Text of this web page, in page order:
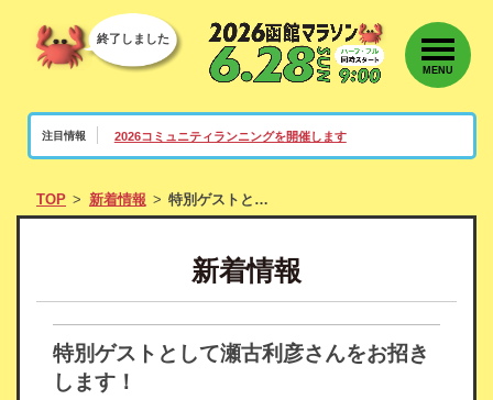
MENU
注目情報 2026コミュニティランニングを開催します
終了しました
TOP 新着情報 特別ゲストとして瀬古利彦さんをお招きします！
新着情報
特別ゲストとして瀬古利彦さんをお招き
します！